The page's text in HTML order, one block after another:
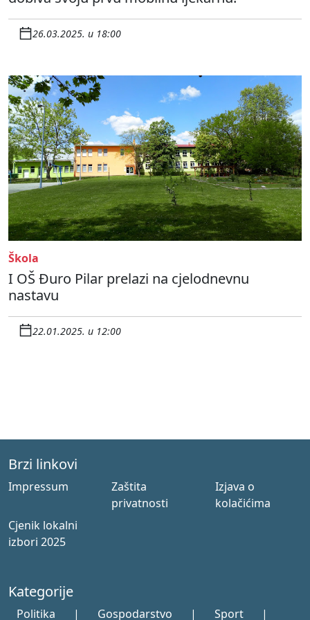
26.03.2025. u 18:00
Škola
I OŠ Đuro Pilar prelazi na cjelodnevnu
nastavu
22.01.2025. u 12:00
Brzi linkovi
Impressum
Zaštita
privatnosti
Izjava o
kolačićima
Cjenik lokalni
izbori 2025
Kategorije
Politika | Gospodarstvo | Sport |